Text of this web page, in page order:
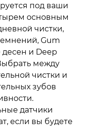
под ваши
основным
чистки,
Gum
и Deep
между
чистки и
зубов
датчики
если вы будете